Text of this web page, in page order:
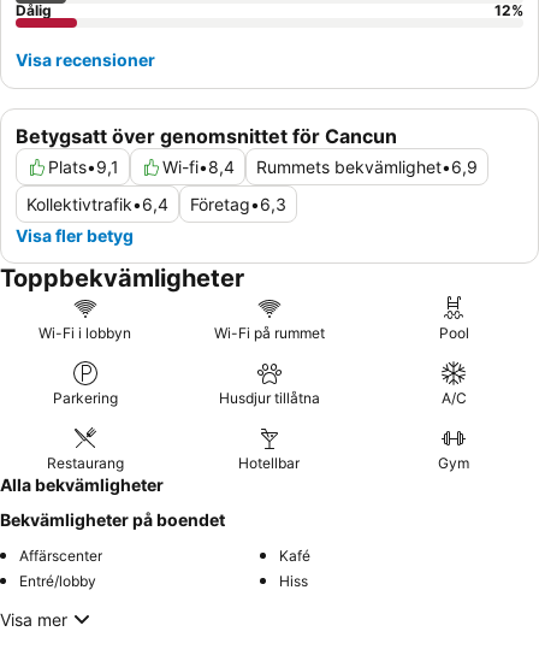
Betygsatt över genomsnittet för Cancun
Plats•9,1 Wi-fi•8,4 Rummets bekvämlighet•6,9
Kollektivtrafik•6,4 Företag•6,3
Visa fler betyg
Dålig
12%
Visa recensioner
Toppbekvämligheter
Wi-Fi i lobbyn Wi-Fi på rummet Pool
Parkering Husdjur tillåtna A/C
Restaurang Hotellbar Gym
Alla bekvämligheter
Bekvämligheter på boendet
Affärscenter
Kafé
Entré/lobby
Hiss
Visa mer